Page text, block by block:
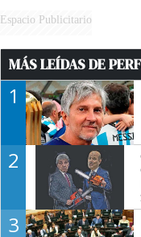
Espacio Publicitario
MÁS LEÍDAS DE
1
2
3